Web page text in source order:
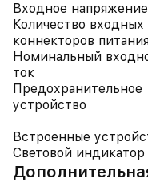
Входное напряжение
Количество входных
коннекторов питания
Номинальный
ток
Предохранительное
устройство
Встроенные
Световой индикатор